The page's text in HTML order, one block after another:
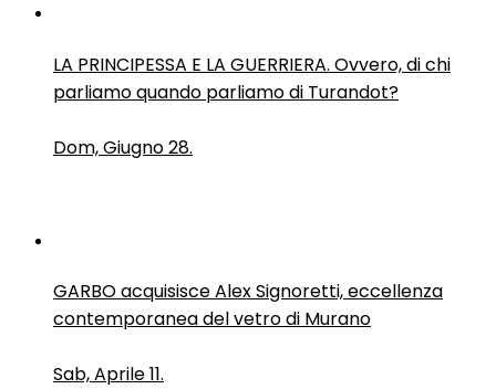
LA PRINCIPESSA E LA GUERRIERA. Ovvero, di chi
parliamo quando parliamo di Turandot?
Dom, Giugno 28.
GARBO acquisisce Alex Signoretti, eccellenza
contemporanea del vetro di Murano
Sab, Aprile 11.